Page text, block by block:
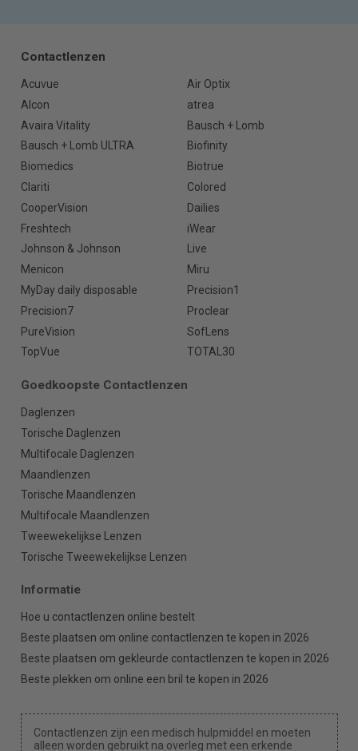
Contactlenzen
Acuvue
Air Optix
Alcon
atrea
Avaira Vitality
Bausch + Lomb
Bausch + Lomb ULTRA
Biofinity
Biomedics
Biotrue
Clariti
Colored
CooperVision
Dailies
Freshtech
iWear
Johnson & Johnson
Live
Menicon
Miru
MyDay daily disposable
Precision1
Precision7
Proclear
PureVision
SofLens
TopVue
TOTAL30
Goedkoopste Contactlenzen
Daglenzen
Torische Daglenzen
Multifocale Daglenzen
Maandlenzen
Torische Maandlenzen
Multifocale Maandlenzen
Tweewekelijkse Lenzen
Torische Tweewekelijkse Lenzen
Informatie
Hoe u contactlenzen online bestelt
Beste plaatsen om online contactlenzen te kopen in 2026
Beste plaatsen om gekleurde contactlenzen te kopen in 2026
Beste plekken om online een bril te kopen in 2026
Contactlenzen zijn een medisch hulpmiddel en moeten
alleen worden gebruikt na overleg met een erkende